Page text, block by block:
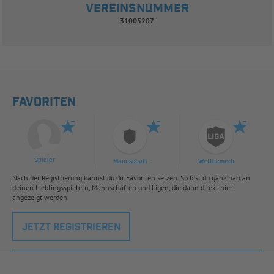
VEREINSNUMMER
31005207
FAVORITEN
Spieler Mannschaft Wettbewerb
Nach der Registrierung kannst du dir Favoriten setzen. So bist du ganz nah an
deinen Lieblingsspielern, Mannschaften und Ligen, die dann direkt hier
angezeigt werden.
JETZT REGISTRIEREN